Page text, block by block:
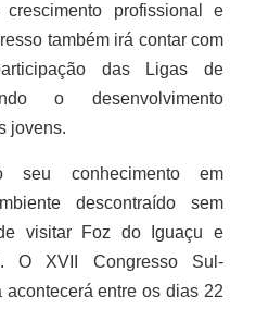
profissional e
também irá contar com
das Ligas de
o desenvolvimento
jovens.
conhecimento em
descontraído sem
visitar Foz do Iguaçu e
O XVII Congresso Sul-
entre os dias 22